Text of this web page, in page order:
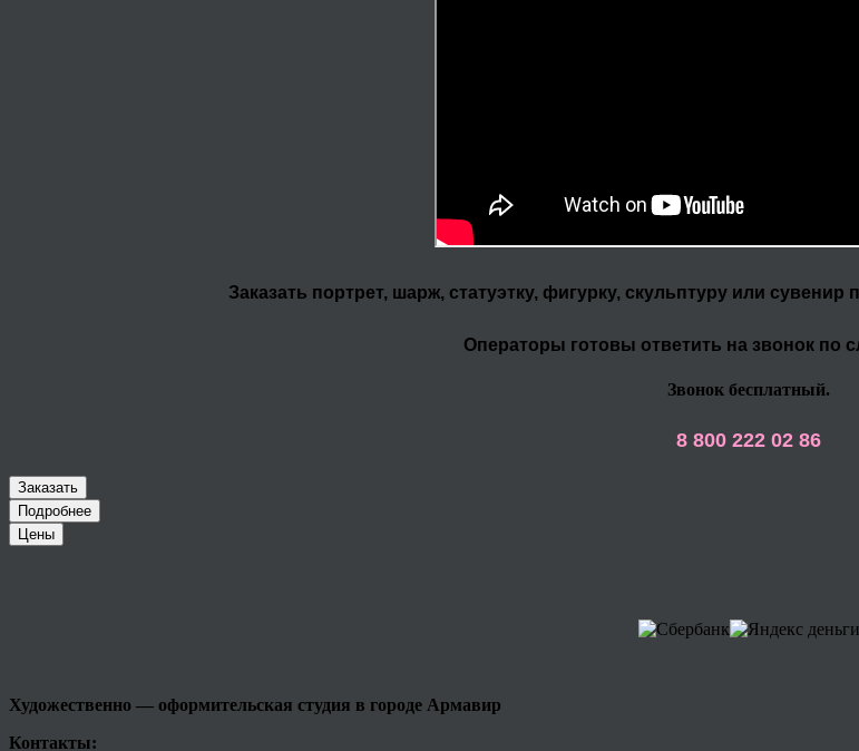
Заказать портрет, шарж, статуэтку, фигурку, скульптуру или
Операторы готовы ответить на звонок по
Звонок бесплатный.
8 800 222 02 86
Заказать
Подробнее
Цены
Художественно — оформительская студия в городе Армавир
Контакты: